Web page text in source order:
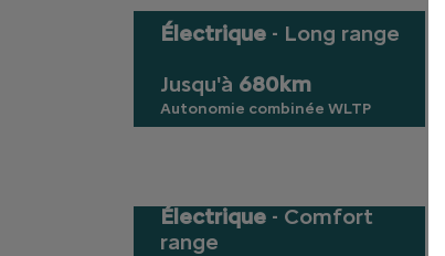
Électrique- Long range
Jusqu'à 680km
Autonomie combinée WLTP
Électrique- Comfort
range